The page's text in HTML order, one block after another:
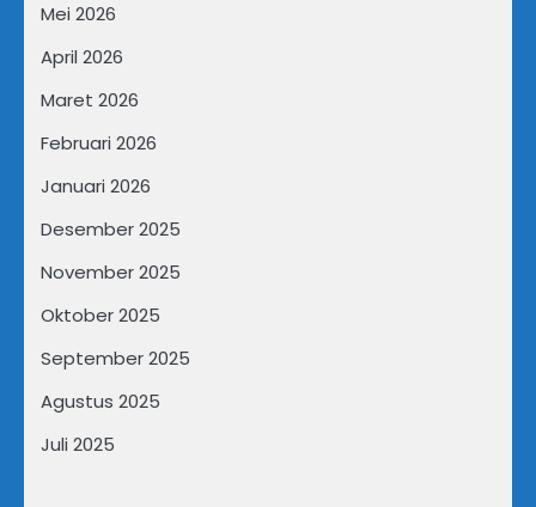
Mei 2026
April 2026
Maret 2026
Februari 2026
Januari 2026
Desember 2025
November 2025
Oktober 2025
September 2025
Agustus 2025
Juli 2025